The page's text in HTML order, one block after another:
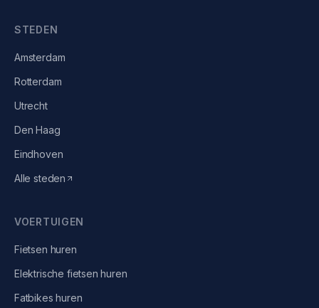
STEDEN
Amsterdam
Rotterdam
Utrecht
Den Haag
Eindhoven
Alle steden
VOERTUIGEN
Fietsen huren
Elektrische fietsen huren
Fatbikes huren